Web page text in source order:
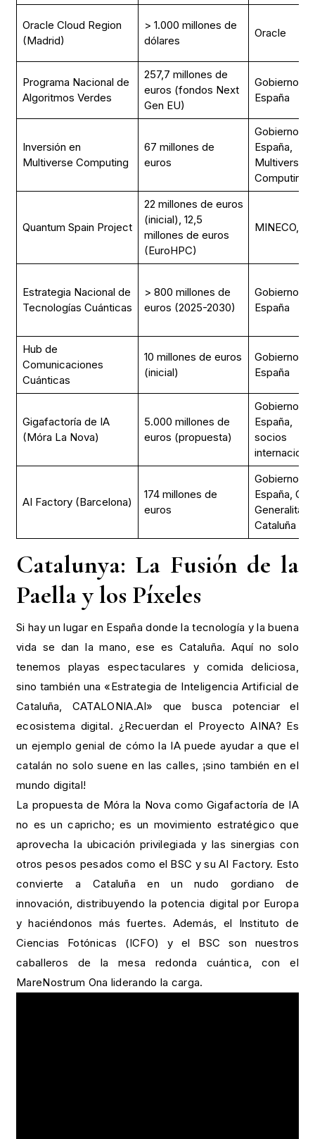
Oracle Cloud Region
(Madrid)
> 1.000 millones de
dólares
Oracle
Programa Nacional de
Algoritmos Verdes
257,7 millones de
euros (fondos Next
Gen EU)
Gobierno de
España
Inversión en
Multiverse Computing
67 millones de
euros
Gobierno de
España,
Multiverse
Computing
Quantum Spain Project
22 millones de euros
(inicial), 12,5
millones de euros
(EuroHPC)
MINECO,
Estrategia Nacional de
Tecnologías Cuánticas
> 800 millones de
euros (2025-2030)
Gobierno de
España
Hub de
Comunicaciones
Cuánticas
10 millones de euros
(inicial)
Gobierno de
España
Gigafactoría de IA
(Móra La Nova)
5.000 millones de
euros (propuesta)
Gobierno de
España,
socios
AI Factory (Barcelona)
174 millones de
euros
Gobierno de
España, CE,
Generalitat
Cataluña
Catalunya: La Fusión de la
Paella y los Píxeles
Si hay un lugar en España donde la tecnología y la buena
vida se dan la mano, ese es Cataluña. Aquí no solo
tenemos playas espectaculares y comida deliciosa,
sino también una «Estrategia de Inteligencia Artificial de
Cataluña, CATALONIA.AI» que busca potenciar el
ecosistema digital. ¿Recuerdan el Proyecto AINA? Es
un ejemplo genial de cómo la IA puede ayudar a que el
catalán no solo suene en las calles, ¡sino también en el
mundo digital!
La propuesta de Móra la Nova como Gigafactoría de IA
no es un capricho; es un movimiento estratégico que
aprovecha la ubicación privilegiada y las sinergias con
otros pesos pesados como el BSC y su AI Factory. Esto
convierte a Cataluña en un nudo gordiano de
innovación, distribuyendo la potencia digital por Europa
y haciéndonos más fuertes. Además, el Instituto de
Ciencias Fotónicas (ICFO) y el BSC son nuestros
caballeros de la mesa redonda cuántica, con el
MareNostrum Ona liderando la carga.